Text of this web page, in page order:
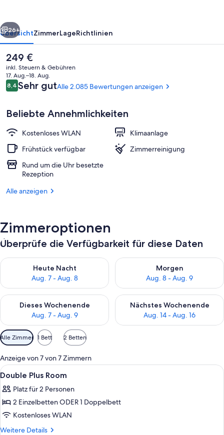
3
Fassade der Unterkunft
Weiter
26+
ÜbersichtZimmerLageRichtlinien
Der
aktuelle
Preis
beträgt
249 €.
249 €
inkl. Steuern & Gebühren
17. Aug.–18. Aug.
Bewertungen
8,48,4 von 10.
Sehr gutAlle 2.085 Bewertungen anzeigen
Beliebte Annehmlichkeiten
Kostenloses WLAN
Klimaanlage
Frühstück verfügbar
Zimmerreinigung
Rund um die Uhr besetzte
Rezeption
Alle anzeigen
Zimmeroptionen
Überprüfe die Verfügbarkeit für diese Daten
Heute Nacht
Aug. 7 - Aug. 8
Überprüfe die Verfügbarkeit für heute Nacht, Aug. 7 - Aug. 8.
Morgen
Aug. 8 - Aug. 9
Überprüfe die Verfügbarkeit
Dieses Wochenende
Aug. 7 - Aug. 9
Überprüfe die Verfügbarkeit für dieses Wochenende, Aug. 7
Nächstes Wochenende
Aug. 14 - Aug. 16
Überprüfe die Verfügbarkeit
Verfügbare
Filter
für
Zimmer
Alle Zimmer 1 Bett 2 Betten
Anzeige von 7 von 7 Zimmern
Alle
Fotos
für
Double
Plus
Room
Schreibtisch, schallisolierte Zimmer,
4
Double Plus Room
Platz für 2 Personen
2 Einzelbetten ODER 1 Doppelbett
Kostenloses WLAN
Weitere Details
Weitere